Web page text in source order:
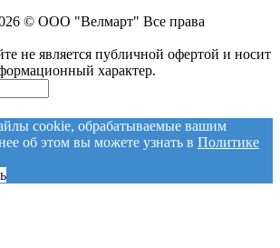
© ООО "Велмарт" Все права
не является публичной офертой и носит
характер.
cookie, обрабатываемые вашим
об этом вы можете узнать в Политике